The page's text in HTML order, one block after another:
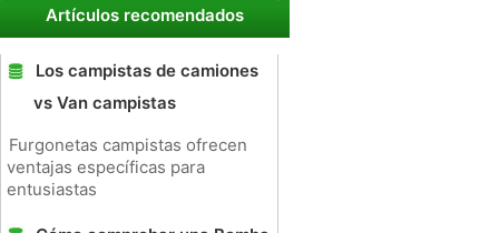
Artículos recomendados
Los campistas de camiones
vs Van campistas
Furgonetas campistas ofrecen
ventajas específicas para
entusiastas